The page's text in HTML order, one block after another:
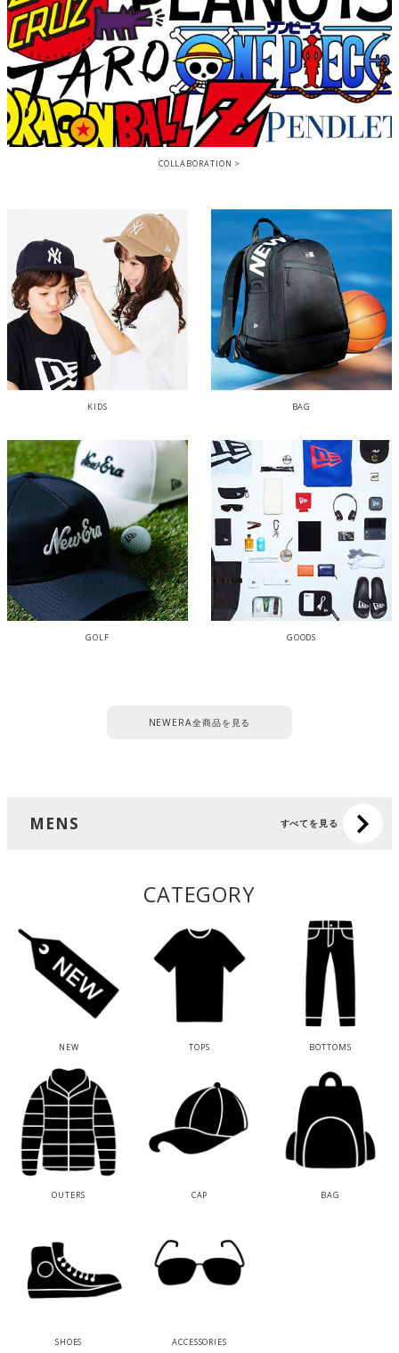
COLLABORATION
KIDS BAG
GOLF GOODS
NEWERA全商品を見る
MENS すべてを見る
CATEGORY
NEW TOPS BOTTOMS
OUTERS CAP BAG
SHOES ACCESSORIES